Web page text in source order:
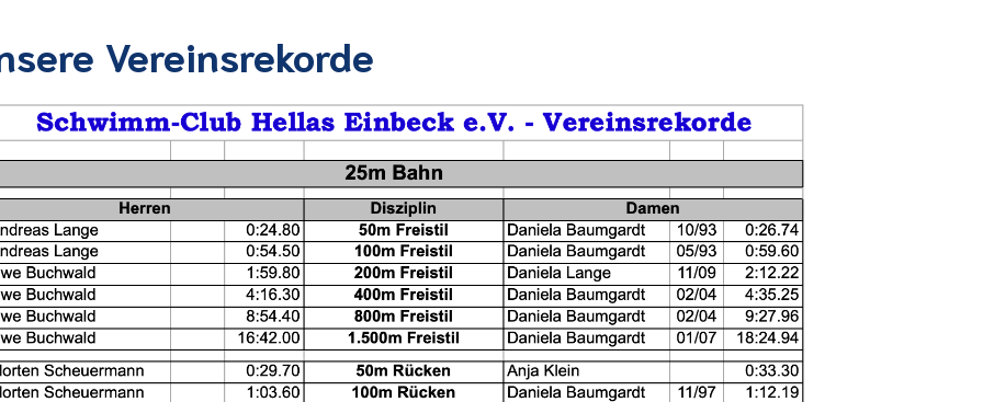
Vereinsrekorde
Mitglieder-Service
Downloads
Termine
Fragen & Antworten
Geschäftsstelle
Am Schwimmbad 9
05561/81762
info@sc-hellas-einbeck.de